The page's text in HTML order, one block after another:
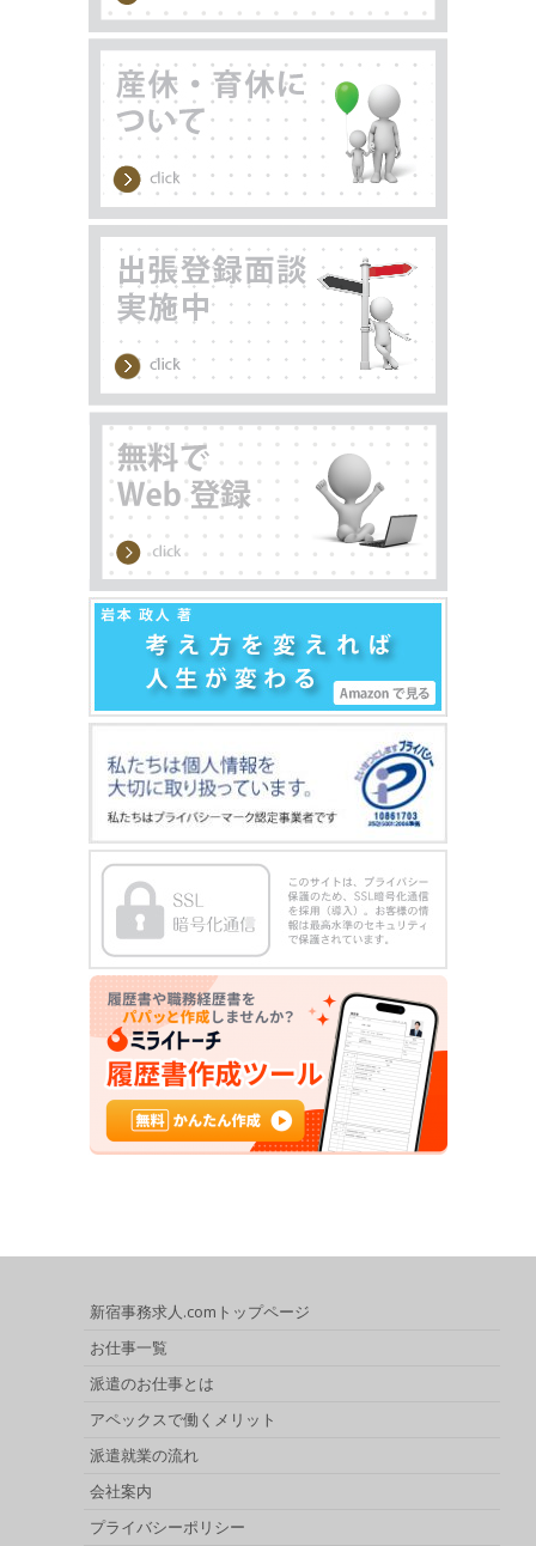
新宿事務求人.comトップページ
お仕事一覧
派遣のお仕事とは
アペックスで働くメリット
派遣就業の流れ
会社案内
プライバシーポリシー